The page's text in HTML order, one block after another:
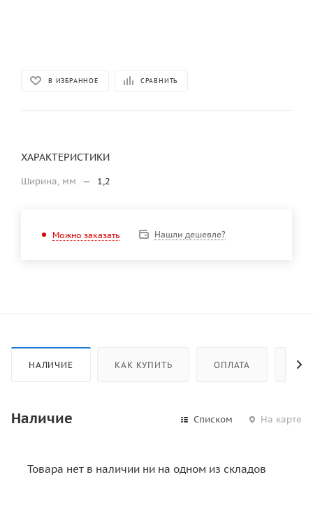
В ИЗБРАННОЕ СРАВНИТЬ
ХАРАКТЕРИСТИКИ
Ширина, мм — 1,2
Можно заказать Нашли дешевле?
НАЛИЧИЕ КАК КУПИТЬ ОПЛАТА
Наличие Списком На карте
Товара нет в наличии ни на одном из складов